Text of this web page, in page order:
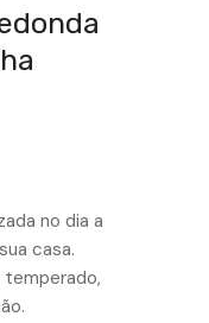
no dia a
casa.
temperado,